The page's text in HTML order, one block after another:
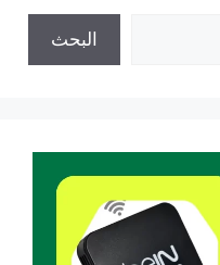
البحث